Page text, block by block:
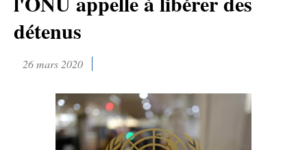
détenus
26 mars 2020